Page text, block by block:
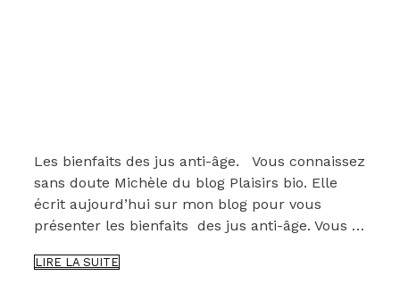
Les bienfaits des jus anti-âge. Vous connaissez
sans doute Michèle du blog Plaisirs bio. Elle
écrit aujourd’hui sur mon blog pour vous
présenter les bienfaits des jus anti-âge. Vous …
LIRE LA SUITELES